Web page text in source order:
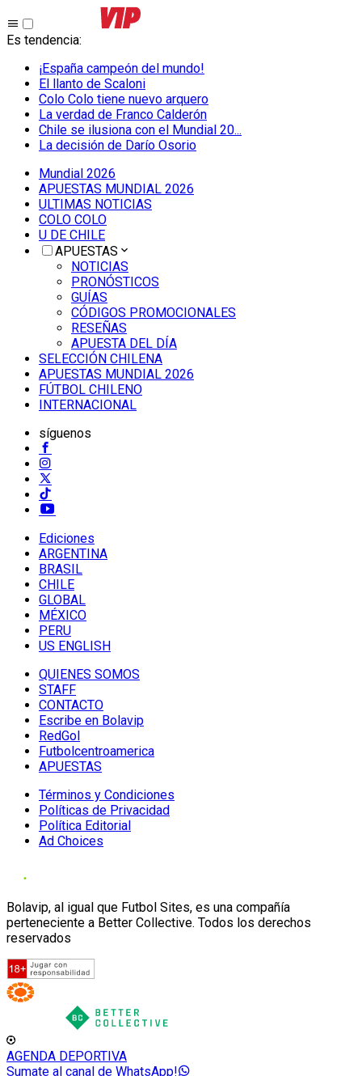
Es tendencia:
¡España campeón del mundo!
El llanto de Scaloni
Colo Colo tiene nuevo arquero
La verdad de Franco Calderón
Chile se ilusiona con el Mundial 20...
La decisión de Darío Osorio
Mundial 2026
APUESTAS MUNDIAL 2026
ULTIMAS NOTICIAS
COLO COLO
U DE CHILE
APUESTAS
NOTICIAS
PRONÓSTICOS
GUÍAS
CÓDIGOS PROMOCIONALES
RESEÑAS
APUESTA DEL DÍA
SELECCIÓN CHILENA
APUESTAS MUNDIAL 2026
FÚTBOL CHILENO
INTERNACIONAL
síguenos
Ediciones
ARGENTINA
BRASIL
CHILE
GLOBAL
MÉXICO
PERU
US ENGLISH
QUIENES SOMOS
STAFF
CONTACTO
Escribe en Bolavip
RedGol
Futbolcentroamerica
APUESTAS
Términos y Condiciones
Políticas de Privacidad
Política Editorial
Ad Choices
Bolavip, al igual que Futbol Sites, es una compañía
perteneciente a Better Collective. Todos los derechos
reservados
AGENDA DEPORTIVA
Sumate al canal de WhatsApp!